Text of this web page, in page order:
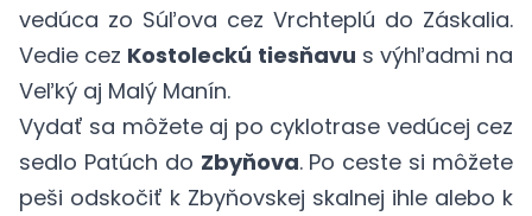
vedúca zo Súľova cez Vrchteplú do Záskalia.
Vedie cez Kostoleckú tiesňavu s výhľadmi na
Veľký aj Malý Manín.
Vydať sa môžete aj po cyklotrase vedúcej cez
sedlo Patúch do Zbyňova. Po ceste si môžete
peši odskočiť k Zbyňovskej skalnej ihle alebo k